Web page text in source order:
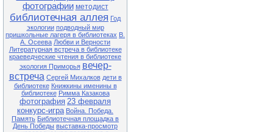
фотографии методист
библиотечная аллея Год
экологии подводный мир
пришкольные лагеря в библиотеках В.
А. Осеева Любви и Верности
Литературная встреча в библиотеке
краеведческие чтения в библиотеке
экология Приморья вечер-
встреча Сергей Михалков дети в
библиотеке Книжкины именины в
библиотеке Римма Казакова
фотография 23 февраля
конкурс-игра Война. Победа.
Память Библиотечная площадка в
День Победы выставка-просмотр